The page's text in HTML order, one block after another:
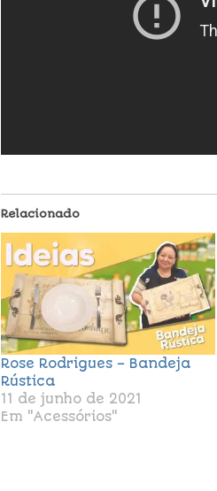
Relacionado
Rose Rodrigues – Bandeja
Rústica
11 de junho de 2021
Em "Acessórios"